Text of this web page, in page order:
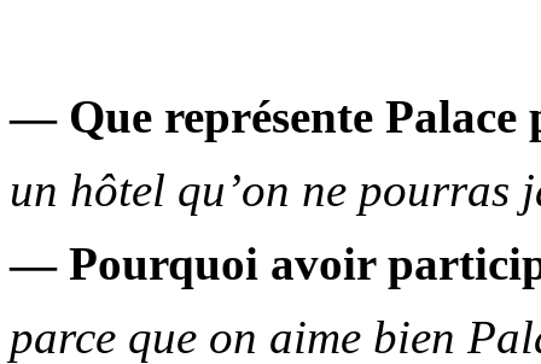
— Que représente Palace
un hôtel qu’on ne pourras
— Pourquoi avoir
parce que on aime bien